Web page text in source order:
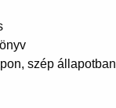
szép állapotban